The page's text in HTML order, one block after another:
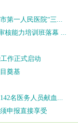
第一人民医院“三...
核能力培训班落幕 ...
作正式启动
奠基
名医务人员献血...
申报直接享受